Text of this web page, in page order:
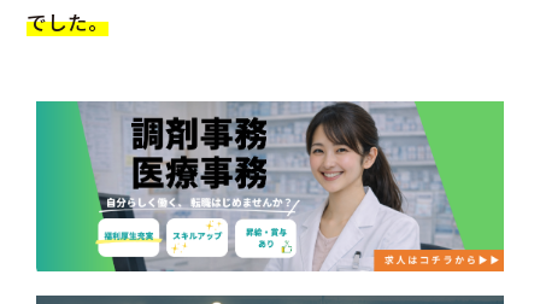
でした。